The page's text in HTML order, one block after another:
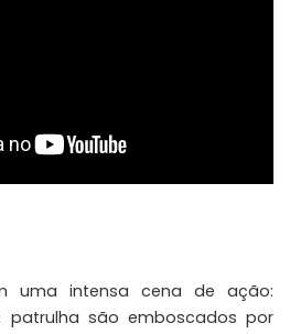
uma intensa cena de ação:
patrulha são emboscados por